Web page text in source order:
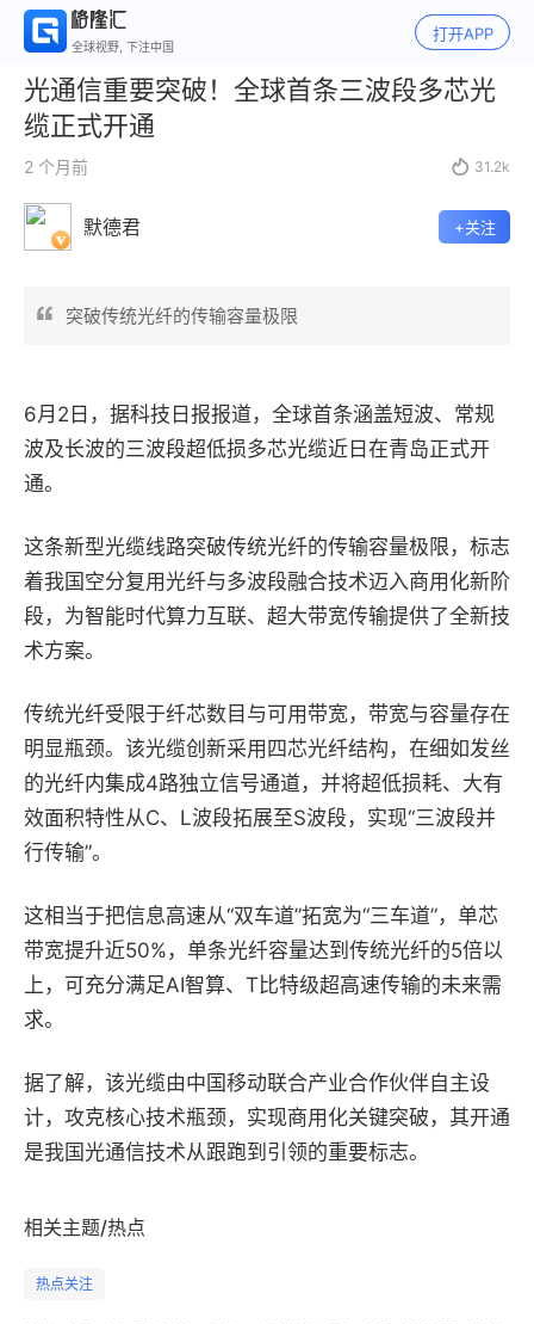
全球视野, 下注中国
打开APP
光通信重要突破！全球首条三波段多芯光
缆正式开通
2 个月前  31.2k
默德君 +关注
突破传统光纤的传输容量极限
6月2日，据科技日报报道，全球首条涵盖短波、常规
波及长波的三波段超低损多芯光缆近日 在青岛正式开
通。
这条新型光缆线路突破传统光纤的传输容量极限，标志
着我国空分复用光纤与多波段融合技术迈入商用化新阶
段，为智能时代算力互联、超大带宽传输提供了全新技
术方案。
传统光纤受限于纤芯数目与可用带宽，带宽与容量存在
明显瓶颈。该光缆创新采用四芯光纤结构，在细如发丝
的光纤内集成4路独立信号通道，并将超低损耗、大有
效面积特性从C、L波段拓展至S波段，实现“三波段并
行传输”。
这相当于把信息高速从“双车道”拓宽为“三车道”，单芯
带宽提升近50%，单条光纤容量达到传统光纤的5倍以
上，可充分满足AI智算、T比特级超高速传输的未来需
求。
据了解，该光缆由中国移动联合产业合作伙伴自主设
计，攻克核心技术瓶颈，实现商用化关键突破，其开通
是我国光通信技术从跟跑到引领的重要标志。
相关主题/热点
热点关注